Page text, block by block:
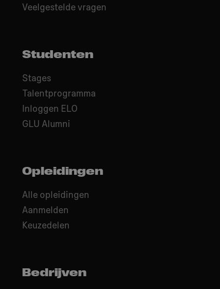
Veelgestelde vragen
Studenten
Stages
Talentprogramma
Inloggen ELO
GLU Alumni
Opleidingen
Alle opleidingen
Aanmelden
Keuzedelen
Bedrijven